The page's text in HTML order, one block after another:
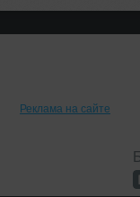
Реклама на сайте